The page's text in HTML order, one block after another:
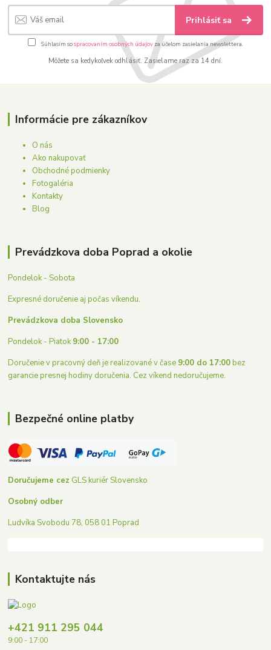
Prihlásiť sa
Súhlasím sospracovaním osobných údajov za účelom zasielania newslettera.
Môžete sa kedykoľvek odhlásiť. Zasielame raz za 14 dní.
Informácie pre zákazníkov
O nás
Ako nakupovať
Obchodné podmienky
Fotogaléria
Kontakty
Blog
Prevádzkova doba Poprad a okolie
Pondelok - Sobota
Expresné doručenie aj počas víkendu.
Prevádzkova doba Slovensko
Pondelok - Piatok9:00 - 17:00
Doručenie v pracovný deň je realizované v čase 9:00 do 17:00bez
garancie presnej hodiny doručenia. Cez víkend nedoručujeme.
Bezpečné online platby
Doručujeme cez GLS kuriér Slovensko
Osobný odber
Ludvíka Svobodu 78, 058 01 Poprad
Kontaktujte nás
+421 911 295 044
9:00 - 17:00